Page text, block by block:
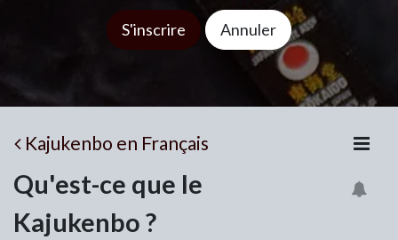
S'inscrire Annuler
Kajukenbo en Français
Qu'est-ce que le
Kajukenbo ?